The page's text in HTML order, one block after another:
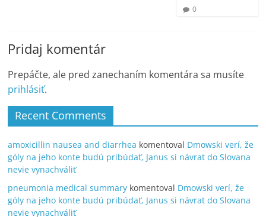
0
Pridaj komentár
Prepáčte, ale pred zanechaním komentára sa musíte
prihlásiť.
Recent Comments
amoxicillin nausea and diarrhea komentoval Dmowski verí, že
góly na jeho konte budú pribúdať, Janus si návrat do Slovana
nevie vynachváliť
pneumonia medical summary komentoval Dmowski verí, že
góly na jeho konte budú pribúdať, Janus si návrat do Slovana
nevie vynachváliť